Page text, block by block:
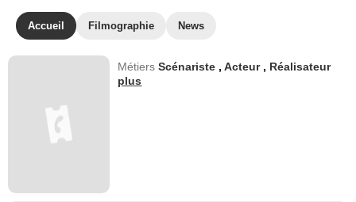
Accueil Filmographie News
MétiersScénariste ,Acteur , Réalisateur
plus